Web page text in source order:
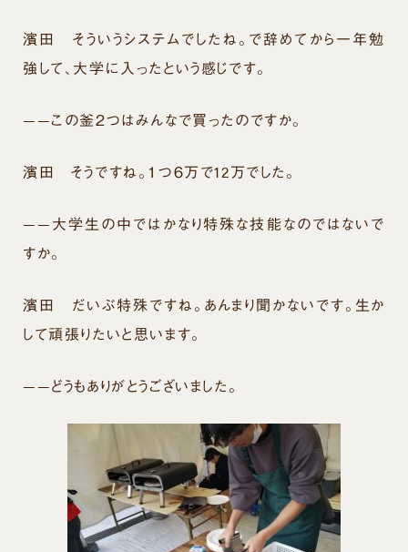
濱田 そういうシステムでしたね。で辞めてから一年勉
強して、大学に入ったという感じです。
——この釜２つはみんなで買ったのですか。
濱田 そうですね。１つ６万で12万でした。
——大学生の中ではかなり特殊な技能なのではないで
すか。
濱田
だいぶ特殊ですね。あんまり聞かないです。生か
して頑張りたいと思います。
——どうもありがとうございました。